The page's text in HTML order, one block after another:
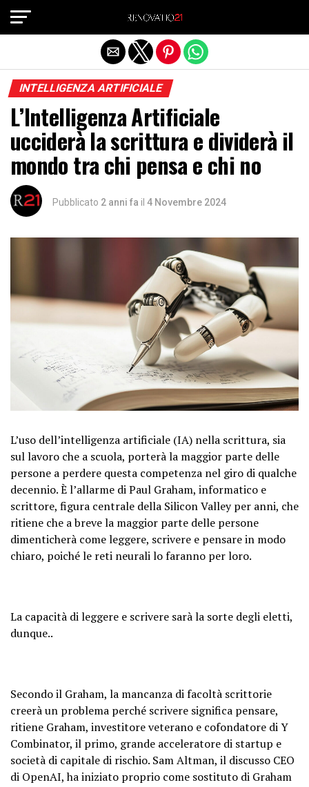
INTELLIGENZA ARTIFICIALE
L’Intelligenza Artificiale
ucciderà la scrittura e dividerà il
mondo tra chi pensa e chi no
Pubblicato 2 anni fa il 4 Novembre 2024
L’uso dell’intelligenza artificiale (IA) nella scrittura, sia
sul lavoro che a scuola, porterà la maggior parte delle
persone a perdere questa competenza nel giro di qualche
decennio. È l’allarme di Paul Graham, informatico e
scrittore, figura centrale della Silicon Valley per anni, che
ritiene che a breve la maggior parte delle persone
dimenticherà come leggere, scrivere e pensare in modo
chiaro, poiché le reti neurali lo faranno per loro.
La capacità di leggere e scrivere sarà la sorte degli eletti,
dunque..
Secondo il Graham, la mancanza di facoltà scrittorie
creerà un problema perché scrivere significa pensare,
ritiene Graham, investitore veterano e cofondatore di Y
Combinator, il primo, grande acceleratore di startup e
società di capitale di rischio. Sam Altman, il discusso CEO
di OpenAI, ha iniziato proprio come sostituto di Graham
Exit mobile version